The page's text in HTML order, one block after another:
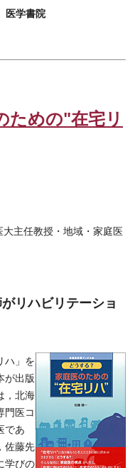
医学書院
めの"在宅リ
大主任教授・地域・家庭医
リハビリテーショ
ハ」を
が出版
，北海
門医コ
であ
佐藤先
学びの